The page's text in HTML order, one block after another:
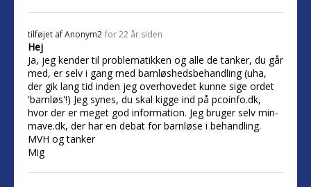
tilføjet afAnonym2 for 22 år siden
Hej
Ja, jeg kender til problematikken og alle de tanker, du går
med, er selv i gang med barnløshedsbehandling (uha,
der gik lang tid inden jeg overhovedet kunne sige ordet
'barnløs'!) Jeg synes, du skal kigge ind på pcoinfo.dk,
hvor der er meget god information. Jeg bruger selv min-
mave.dk, der har en debat for barnløse i behandling.
MVH og tanker
Mig